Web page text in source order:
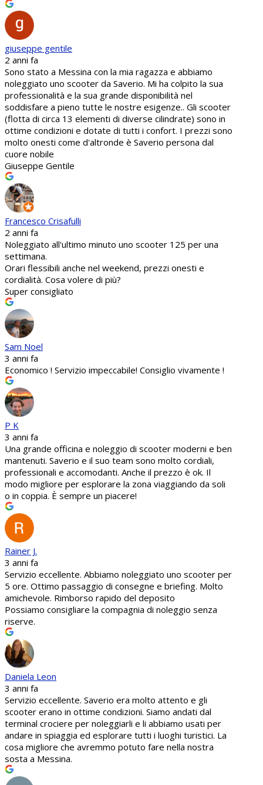
giuseppe gentile
2 anni fa
Sono stato a Messina con la mia ragazza e abbiamo
noleggiato uno scooter da Saverio. Mi ha colpito la sua
professionalità e la sua grande disponibilità nel
soddisfare a pieno tutte le nostre esigenze.. Gli scooter
(flotta di circa 13 elementi di diverse cilindrate) sono in
ottime condizioni e dotate di tutti i confort. I prezzi sono
molto onesti come d'altronde è Saverio persona dal
cuore nobile
Giuseppe Gentile
Francesco Crisafulli
2 anni fa
Noleggiato all'ultimo minuto uno scooter 125 per una
settimana.
Orari flessibili anche nel weekend, prezzi onesti e
cordialità. Cosa volere di più?
Super consigliato
Sam Noel
3 anni fa
Economico ! Servizio impeccabile! Consiglio vivamente !
P K
3 anni fa
Una grande officina e noleggio di scooter moderni e ben
mantenuti. Saverio e il suo team sono molto cordiali,
professionali e accomodanti. Anche il prezzo è ok. Il
modo migliore per esplorare la zona viaggiando da soli
o in coppia. È sempre un piacere!
Rainer J.
3 anni fa
Servizio eccellente. Abbiamo noleggiato uno scooter per
5 ore. Ottimo passaggio di consegne e briefing. Molto
amichevole. Rimborso rapido del deposito
Possiamo consigliare la compagnia di noleggio senza
riserve.
Daniela Leon
3 anni fa
Servizio eccellente. Saverio era molto attento e gli
scooter erano in ottime condizioni. Siamo andati dal
terminal crociere per noleggiarli e li abbiamo usati per
andare in spiaggia ed esplorare tutti i luoghi turistici. La
cosa migliore che avremmo potuto fare nella nostra
sosta a Messina.